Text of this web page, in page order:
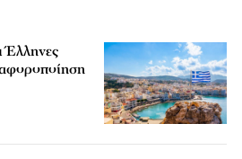
Έλληνες